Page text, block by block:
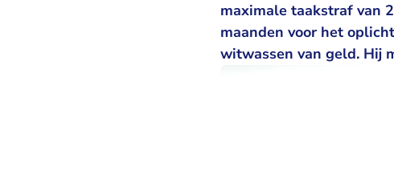
maximale taakstraf van
maanden voor het
witwassen van geld. Hij